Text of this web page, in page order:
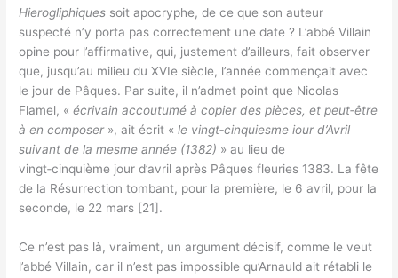
Hierogliphiques soit apocryphe, de ce que son auteur
suspecté n’y porta pas correctement une date ? L’abbé Villain
opine pour l’affirmative, qui, justement d’ailleurs, fait observer
que, jusqu’au milieu du XVIe siècle, l’année commençait avec
le jour de Pâques. Par suite, il n’admet point que Nicolas
Flamel, «écrivain accoutumé à copier des pièces, et peut‑être
à en composer », ait écrit «le vingt‑cinquiesme iour d’Avril
suivant de la mesme année (1382) » au lieu de
vingt‑cinquième jour d’avril après Pâques fleuries 1383. La fête
de la Résurrection tombant, pour la première, le 6 avril, pour la
seconde, le 22 mars [21].
Ce n’est pas là, vraiment, un argument décisif, comme le veut
l’abbé Villain, car il n’est pas impossible qu’Arnauld ait rétabli le